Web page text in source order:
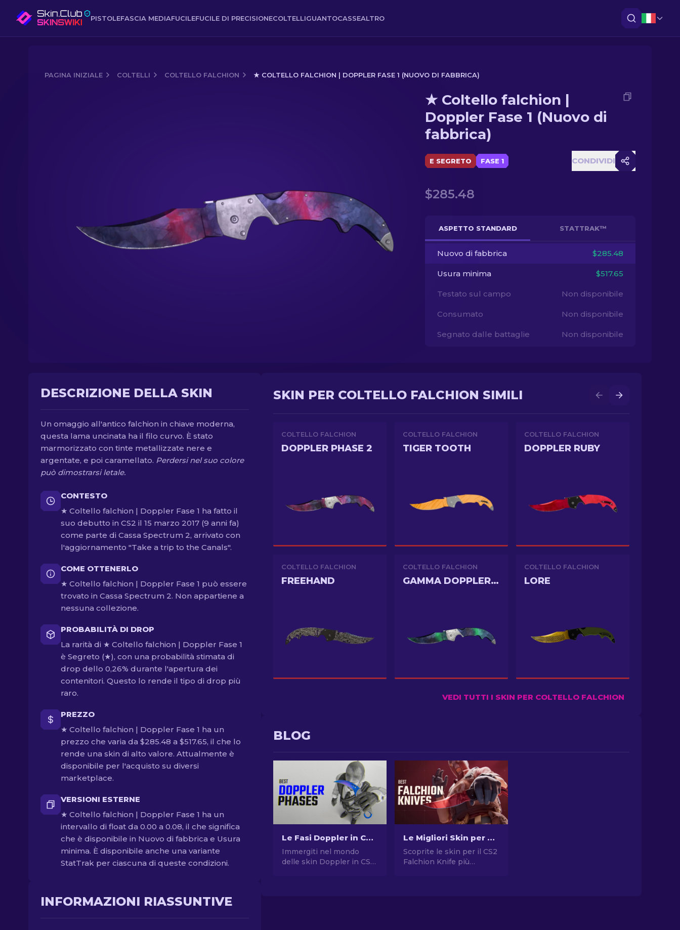
PISTOLEFASCIA MEDIAFUCILEFUCILE DI PRECISIONECOLTELLIGUANTOCASSEALTRO
PAGINA INIZIALE COLTELLI COLTELLO FALCHION ★ COLTELLO FALCHION | DOPPLER FASE 1 (NUOVO DI FABBRICA)
★ Coltello falchion |
Doppler Fase 1 (Nuovo di
fabbrica)
E SEGRETO FASE 1 CONDIVIDI
$285.48
ASPETTO STANDARD STATTRAK™
Nuovo di fabbrica $285.48
Usura minima $517.65
Testato sul campo Non disponibile
Consumato Non disponibile
Segnato dalle battaglie Non disponibile
DESCRIZIONE DELLA SKIN
Un omaggio all'antico falchion in chiave moderna,
questa lama uncinata ha il filo curvo. È stato
marmorizzato con tinte metallizzate nere e
argentate, e poi caramellato. Perdersi nel suo colore
può dimostrarsi letale.
CONTESTO
★ Coltello falchion | Doppler Fase 1 ha fatto il
suo debutto in CS2 il 15 marzo 2017 (9 anni fa)
come parte di Cassa Spectrum 2, arrivato con
l'aggiornamento "Take a trip to the Canals".
COME OTTENERLO
★ Coltello falchion | Doppler Fase 1 può essere
trovato in Cassa Spectrum 2. Non appartiene a
nessuna collezione.
PROBABILITÀ DI DROP
La rarità di ★ Coltello falchion | Doppler Fase 1
è Segreto (★), con una probabilità stimata di
drop dello 0,26% durante l'apertura dei
contenitori. Questo lo rende il tipo di drop più
raro.
PREZZO
★ Coltello falchion | Doppler Fase 1 ha un
prezzo che varia da $285.48 a $517.65, il che lo
rende una skin di alto valore. Attualmente è
disponibile per l'acquisto su diversi
marketplace.
VERSIONI ESTERNE
★ Coltello falchion | Doppler Fase 1 ha un
intervallo di float da 0.00 a 0.08, il che significa
che è disponibile in Nuovo di fabbrica e Usura
minima. È disponibile anche una variante
StatTrak per ciascuna di queste condizioni.
INFORMAZIONI RIASSUNTIVE
SKIN PER COLTELLO FALCHION SIMILI
COLTELLO FALCHION
DOPPLER PHASE 2
COLTELLO FALCHION
TIGER TOOTH
COLTELLO FALCHION
DOPPLER RUBY
COLTELLO FALCHION
FREEHAND
COLTELLO FALCHION
GAMMA DOPPLER PHASE 1
COLTELLO FALCHION
LORE
VEDI TUTTI I SKIN PER COLTELLO FALCHION
BLOG
Le Fasi Doppler in CS2: Guida Completa (Coltelli & Prezzi)
Immergiti nel mondo
delle skin Doppler in CS2
Le Migliori Skin per Coltello Falchion CS2: La Top List
Scoprite le skin per il CS2
Falchion Knife più